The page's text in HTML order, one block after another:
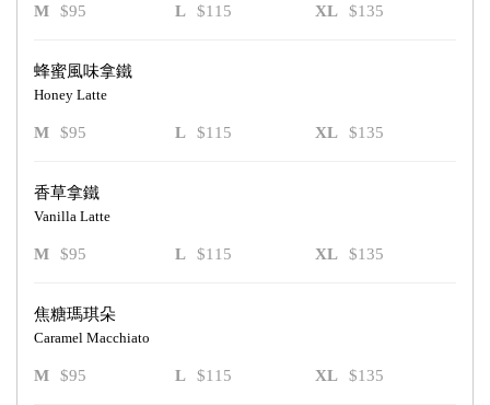
M $95 L $115 XL $135
蜂蜜風味拿鐵
Honey Latte
M $95 L $115 XL $135
香草拿鐵
Vanilla Latte
M $95 L $115 XL $135
焦糖瑪琪朵
Caramel Macchiato
M $95 L $115 XL $135